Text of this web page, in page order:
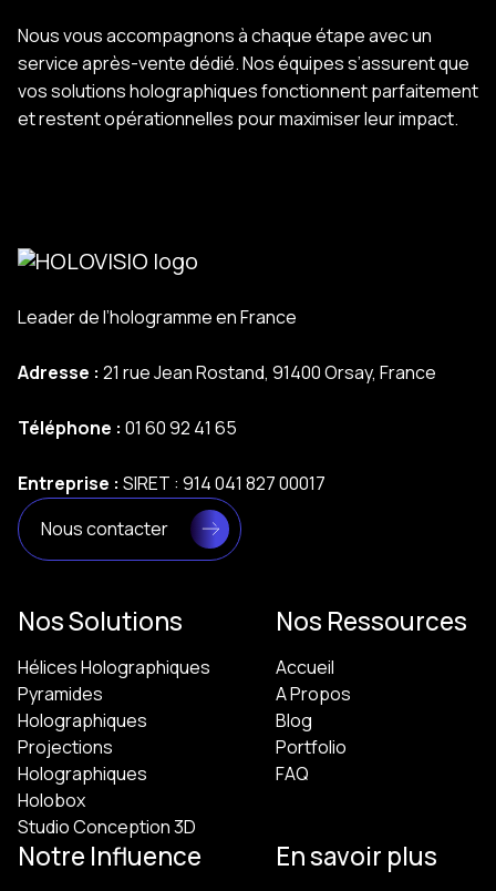
Nous vous accompagnons à chaque étape avec un
service après-vente dédié. Nos équipes s’assurent que
vos solutions holographiques fonctionnent parfaitement
et restent opérationnelles pour maximiser leur impact.
Leader de l’hologramme en France
Adresse : 21 rue Jean Rostand, 91400 Orsay, France
Téléphone : 01 60 92 41 65
Entreprise : SIRET : 914 041 827 00017
Nous contacter
Nos Solutions
Hélices Holographiques
Pyramides
Holographiques
Projections
Holographiques
Holobox
Studio Conception 3D
Nos Ressources
Accueil
A Propos
Blog
Portfolio
FAQ
Notre Influence En savoir plus